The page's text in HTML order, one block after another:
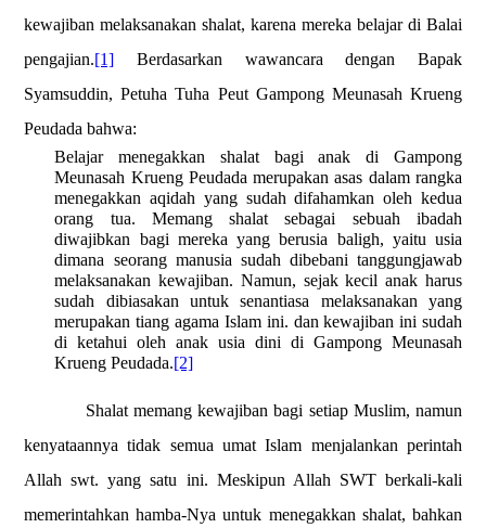
kewajiban melaksanakan shalat, karena mereka belajar di Balai
pengajian.[1] Berdasarkan wawancara dengan Bapak
Syamsuddin, Petuha Tuha Peut Gampong Meunasah Krueng
Peudada bahwa:
Belajar menegakkan shalat bagi anak di Gampong
Meunasah Krueng Peudada merupakan asas dalam rangka
menegakkan aqidah yang sudah difahamkan oleh kedua
orang tua. Memang shalat sebagai sebuah ibadah
diwajibkan bagi mereka yang berusia baligh, yaitu usia
dimana seorang manusia sudah dibebani tanggungjawab
melaksanakan kewajiban. Namun, sejak kecil anak harus
sudah dibiasakan untuk senantiasa melaksanakan yang
merupakan tiang agama Islam ini. dan kewajiban ini sudah
di ketahui oleh anak usia dini di Gampong Meunasah
Krueng Peudada.[2]
Shalat memang kewajiban bagi setiap Muslim, namun
kenyataannya tidak semua umat Islam menjalankan perintah
Allah swt. yang satu ini. Meskipun Allah SWT berkali-kali
memerintahkan hamba-Nya untuk menegakkan shalat, bahkan